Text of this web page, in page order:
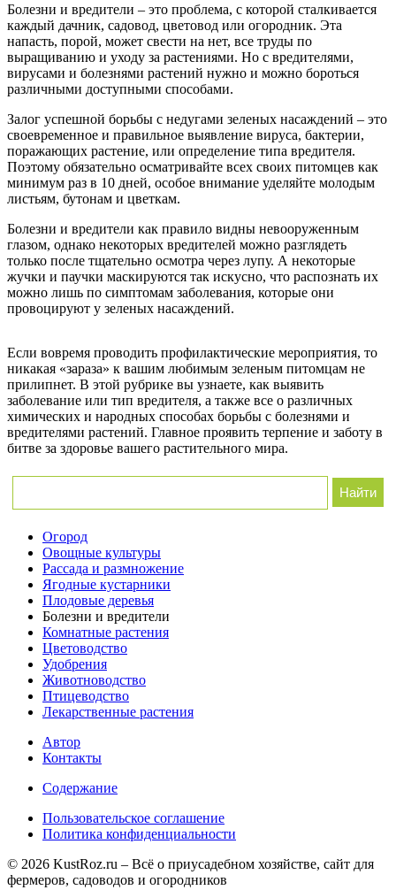
Болезни и вредители – это проблема, с которой сталкивается
каждый дачник, садовод, цветовод или огородник. Эта
напасть, порой, может свести на нет, все труды по
выращиванию и уходу за растениями. Но с вредителями,
вирусами и болезнями растений нужно и можно бороться
различными доступными способами.
Залог успешной борьбы с недугами зеленых насаждений – это
своевременное и правильное выявление вируса, бактерии,
поражающих растение, или определение типа вредителя.
Поэтому обязательно осматривайте всех своих питомцев как
минимум раз в 10 дней, особое внимание уделяйте молодым
листьям, бутонам и цветкам.
Болезни и вредители как правило видны невооруженным
глазом, однако некоторых вредителей можно разглядеть
только после тщательно осмотра через лупу. А некоторые
жучки и паучки маскируются так искусно, что распознать их
можно лишь по симптомам заболевания, которые они
провоцируют у зеленых насаждений.
Если вовремя проводить профилактические мероприятия, то
никакая «зараза» к вашим любимым зеленым питомцам не
прилипнет. В этой рубрике вы узнаете, как выявить
заболевание или тип вредителя, а также все о различных
химических и народных способах борьбы с болезнями и
вредителями растений. Главное проявить терпение и заботу в
битве за здоровье вашего растительного мира.
Огород
Овощные культуры
Рассада и размножение
Ягодные кустарники
Плодовые деревья
Болезни и вредители
Комнатные растения
Цветоводство
Удобрения
Животноводство
Птицеводство
Лекарственные растения
Автор
Контакты
Содержание
Пользовательское соглашение
Политика конфиденциальности
© 2026 KustRoz.ru – Всё о приусадебном хозяйстве, сайт для
фермеров, садоводов и огородников